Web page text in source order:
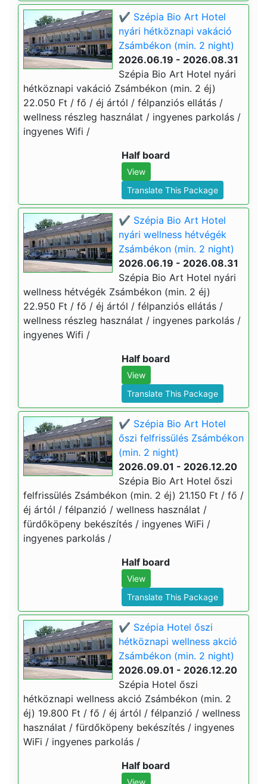
✔️ Szépia Bio Art Hotel
nyári hétköznapi vakáció
Zsámbékon (min. 2 night)
2026.06.19 - 2026.08.31
Szépia Bio Art Hotel nyári
hétköznapi vakáció Zsámbékon (min. 2 éj)
22.050 Ft / fő / éj ártól / félpanziós ellátás /
wellness részleg használat / ingyenes parkolás /
ingyenes Wifi /
Half board
View
Translate This Package
✔️ Szépia Bio Art Hotel
nyári wellness hétvégék
Zsámbékon (min. 2 night)
2026.06.19 - 2026.08.31
Szépia Bio Art Hotel nyári
wellness hétvégék Zsámbékon (min. 2 éj)
22.950 Ft / fő / éj ártól / félpanziós ellátás /
wellness részleg használat / ingyenes parkolás /
ingyenes Wifi /
Half board
View
Translate This Package
✔️ Szépia Bio Art Hotel
őszi felfrissülés Zsámbékon
(min. 2 night)
2026.09.01 - 2026.12.20
Szépia Bio Art Hotel őszi
felfrissülés Zsámbékon (min. 2 éj) 21.150 Ft / fő /
éj ártól / félpanzió / wellness használat /
fürdőköpeny bekészítés / ingyenes WiFi /
ingyenes parkolás /
Half board
View
Translate This Package
✔️ Szépia Hotel őszi
hétköznapi wellness akció
Zsámbékon (min. 2 night)
2026.09.01 - 2026.12.20
Szépia Hotel őszi
hétköznapi wellness akció Zsámbékon (min. 2
éj) 19.800 Ft / fő / éj ártól / félpanzió / wellness
használat / fürdőköpeny bekészítés / ingyenes
WiFi / ingyenes parkolás /
Half board
View